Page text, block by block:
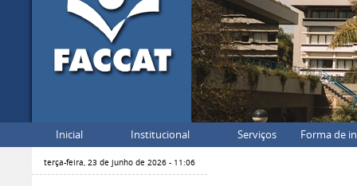
Inicial Institucional Serviços Forma de
terça-feira, 23 de junho de 2026 - 11:06